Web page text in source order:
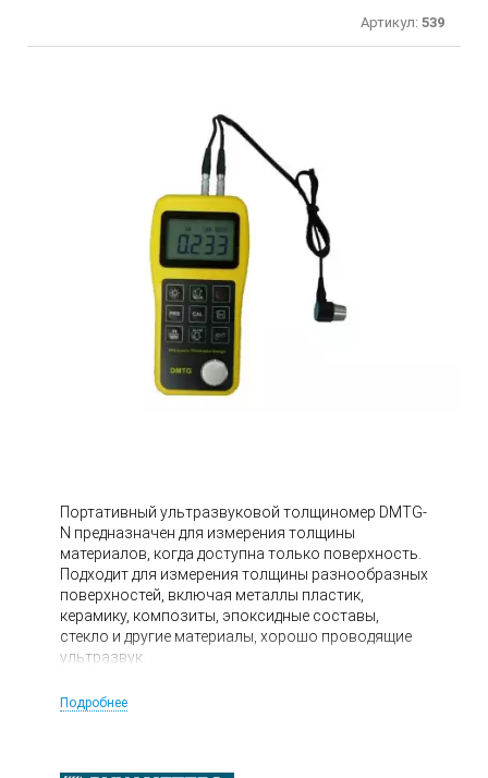
Артикул: 539
Портативный ультразвуковой толщиномер DMTG-
N предназначен для измерения толщины
материалов, когда доступна только поверхность.
Подходит для измерения толщины разнообразных
поверхностей, включая металлы пластик,
керамику, композиты, эпоксидные составы,
стекло и другие материалы, хорошо проводящие
ультразвук.
Подробнее